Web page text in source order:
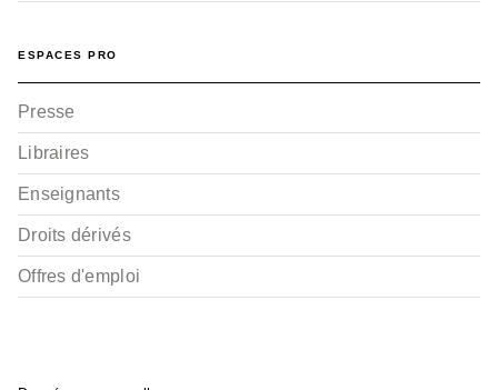
ESPACES PRO
Presse
Libraires
Enseignants
Droits dérivés
Offres d'emploi